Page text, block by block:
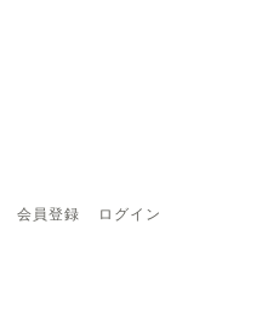
会員登録 ログイン